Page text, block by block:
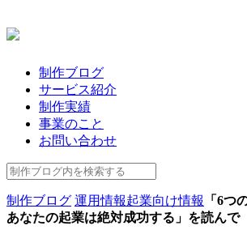
制作ブログ
サービス紹介
制作実績
事業のこと
お問い合わせ
制作ブログ 運用情報起業向け情報
「6つ
あなたの起業は絶対成功する」を読んで